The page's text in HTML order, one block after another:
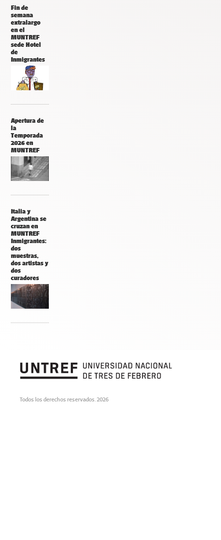
Fin de
semana
extralargo
en el
MUNTREF
sede Hotel
de
Inmigrantes
Apertura de
la
Temporada
2026 en
MUNTREF
Italia y
Argentina se
cruzan en
MUNTREF
Inmigrantes:
dos
muestras,
dos artistas y
dos
curadores
Todos los derechos reservados. 2026